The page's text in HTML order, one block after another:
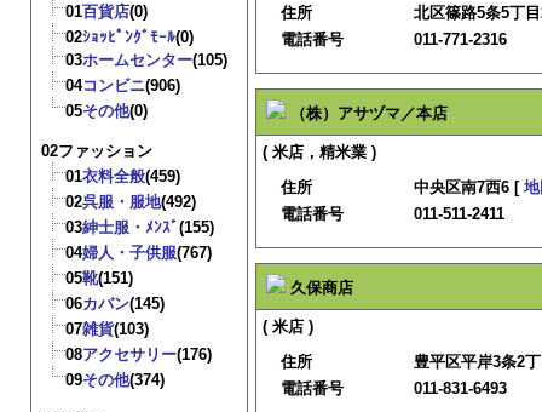
01百貨店(0)
02ｼｮｯﾋﾟﾝｸﾞﾓｰﾙ(0)
03ホームセンター(105)
04コンビニ(906)
05その他(0)
02ファッション
01衣料全般(459)
02呉服・服地(492)
03紳士服・ﾒﾝｽﾞ(155)
04婦人・子供服(767)
05靴(151)
06カバン(145)
07雑貨(103)
08アクセサリー(176)
09その他(374)
住所
北区篠路5条5丁
電話番号
011-771-2316
（株）アサヅマ／本店
( 米店，精米業 )
住所
中央区南7西6 [
電話番号
011-511-2411
久保商店
( 米店 )
住所
豊平区平岸3条2
電話番号
011-831-6493